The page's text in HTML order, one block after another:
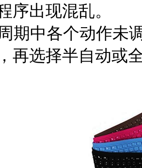
序出现混乱。
期中各个动作未
再选择半自动或